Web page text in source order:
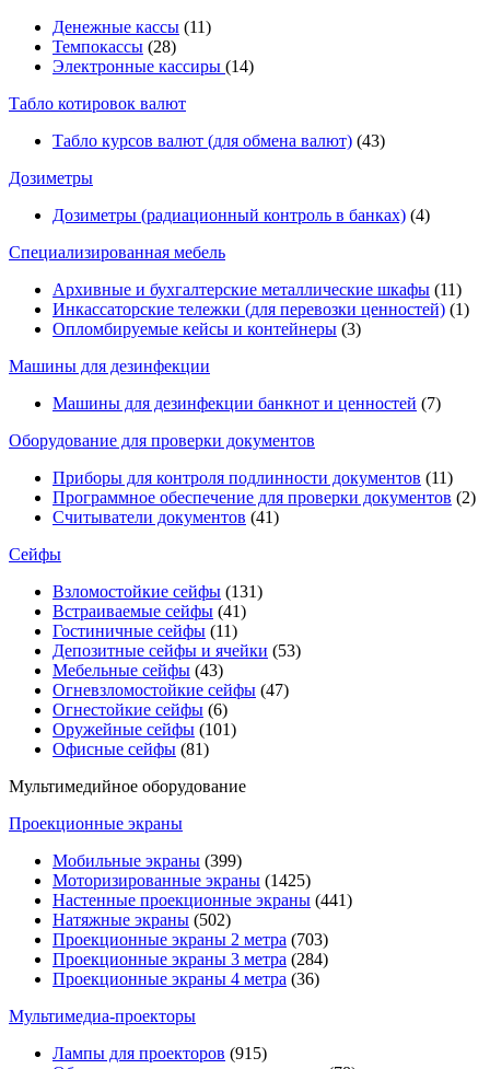
Денежные кассы (11)
Темпокассы (28)
Электронные кассиры (14)
Табло котировок валют
Табло курсов валют (для обмена валют) (43)
Дозиметры
Дозиметры (радиационный контроль в банках) (4)
Специализированная мебель
Архивные и бухгалтерские металлические шкафы (11)
Инкассаторские тележки (для перевозки ценностей) (1)
Опломбируемые кейсы и контейнеры (3)
Машины для дезинфекции
Машины для дезинфекции банкнот и ценностей (7)
Оборудование для проверки документов
Приборы для контроля подлинности документов (11)
Программное обеспечение для проверки документов (2)
Считыватели документов (41)
Сейфы
Взломостойкие сейфы (131)
Встраиваемые сейфы (41)
Гостиничные сейфы (11)
Депозитные сейфы и ячейки (53)
Мебельные сейфы (43)
Огневзломостойкие сейфы (47)
Огнестойкие сейфы (6)
Оружейные сейфы (101)
Офисные сейфы (81)
Мультимедийное оборудование
Проекционные экраны
Мобильные экраны (399)
Моторизированные экраны (1425)
Настенные проекционные экраны (441)
Натяжные экраны (502)
Проекционные экраны 2 метра (703)
Проекционные экраны 3 метра (284)
Проекционные экраны 4 метра (36)
Мультимедиa-проекторы
Лампы для проекторов (915)